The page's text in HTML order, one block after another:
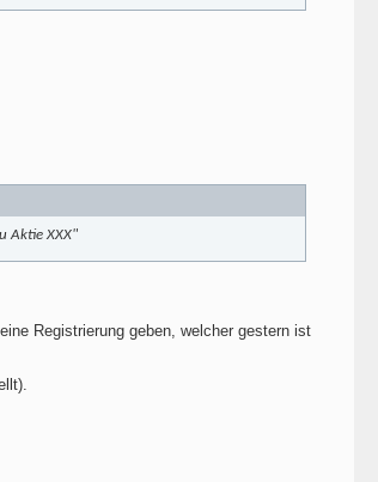
Aktie XXX"
Registrierung geben, welcher gestern ist